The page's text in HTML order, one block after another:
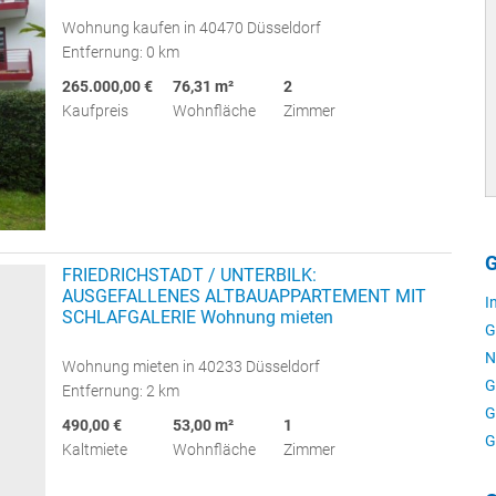
Wohnung kaufen in 40470 Düsseldorf
Entfernung: 0 km
265.000,00 €
Kaufpreis
76,31 m²
Wohnfläche
2
Zimmer
FRIEDRICHSTADT / UNTERBILK:
AUSGEFALLENES ALTBAUAPPARTEMENT MIT
SCHLAFGALERIE Wohnung mieten
Wohnung mieten in 40233 Düsseldorf
Entfernung: 2 km
490,00 €
Kaltmiete
53,00 m²
Wohnfläche
1
Zimmer